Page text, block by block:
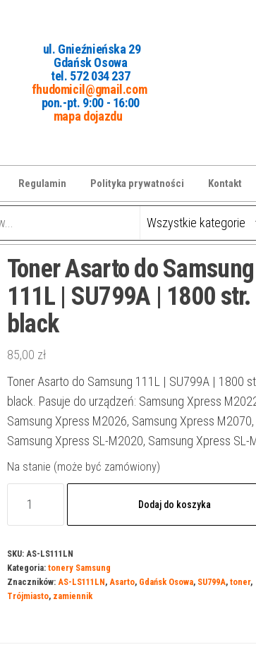
ul. Gnieźnieńska 29
Gdańsk Osowa
tel. 572 034 237
fhudomicil@gmail.com
pon.-pt. 9:00 - 16:00
mapa dojazdu
Regulamin Polityka prywatności Kontakt
Toner Asarto do Samsung
111L | SU799A | 1800 str.
black
85,00 zł
Toner Asarto do Samsung 111L | SU799A | 1800
black. Pasuje do urządzeń: Samsung Xpress
Samsung Xpress M2026, Samsung Xpress M2070,
Samsung Xpress SL-M2020, Samsung Xpress SL-
Na stanie (może być zamówiony)
Toner
do
Samsung
111L
Dodaj do koszyka
SKU: AS-LS111LN
Kategoria: tonery Samsung
Znaczników: AS-LS111LN, Asarto, Gdańsk Osowa, SU799A, toner,
Trójmiasto, zamiennik